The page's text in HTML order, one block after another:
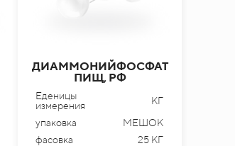
ДИАММОНИЙФОСФАТ
ПИЩ, РФ
Еденицы
измерения
КГ
упаковка
МЕШОК
фасовка
25 КГ